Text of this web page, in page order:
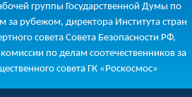
группы Государственной Думы по
за рубежом, директора Института стран
совета Совета Безопасности РФ,
по делам соотечественников за
совета ГК «Роскосмос»